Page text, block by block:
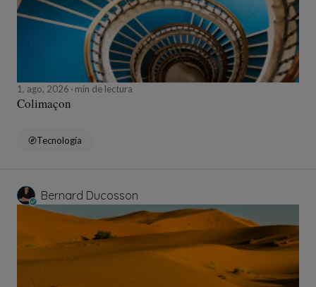
1, ago, 2026 min de lectura
Colimaçon
Tecnología
Bernard Ducosson